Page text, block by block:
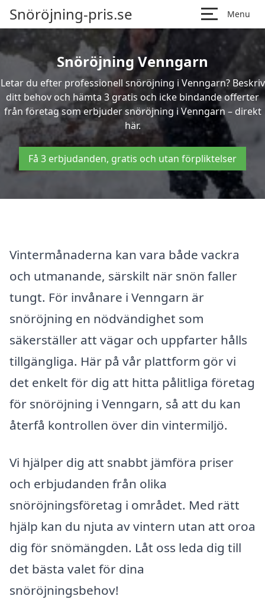
Snöröjning-pris.se Menu
Snöröjning Venngarn
Letar du efter professionell snöröjning i Venngarn? Beskriv
ditt behov och hämta 3 gratis och icke bindande offerter
från företag som erbjuder snöröjning i Venngarn – direkt
här.
Få 3 erbjudanden, gratis och utan förpliktelser
Vintermånaderna kan vara både vackra
och utmanande, särskilt när snön faller
tungt. För invånare i Venngarn är
snöröjning en nödvändighet som
säkerställer att vägar och uppfarter hålls
tillgängliga. Här på vår plattform gör vi
det enkelt för dig att hitta pålitliga företag
för snöröjning i Venngarn, så att du kan
återfå kontrollen över din vintermiljö.
Vi hjälper dig att snabbt jämföra priser
och erbjudanden från olika
snöröjningsföretag i området. Med rätt
hjälp kan du njuta av vintern utan att oroa
dig för snömängden. Låt oss leda dig till
det bästa valet för dina
snöröjningsbehov!